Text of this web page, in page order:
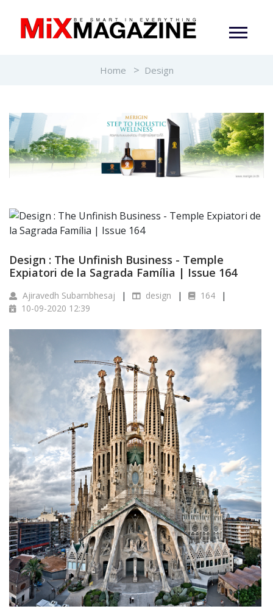
Home Design
Design : The Unfinish Business - Temple
Expiatori de la Sagrada Família | Issue 164
Ajiravedh Subarnbhesaj design
164
10-09-2020 12:39